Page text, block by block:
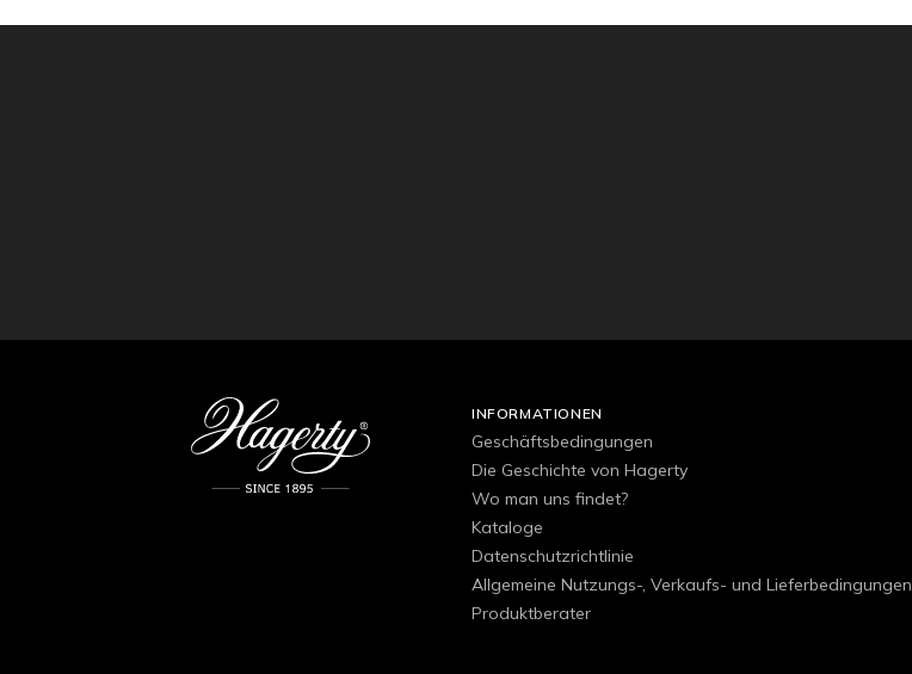
INFORMATIONEN
Geschäftsbedingungen
Die Geschichte von Hagerty
Wo man uns findet?
Kataloge
Datenschutzrichtlinie
Allgemeine Nutzungs-, Verkaufs- und Lieferbedingungen
Produktberater